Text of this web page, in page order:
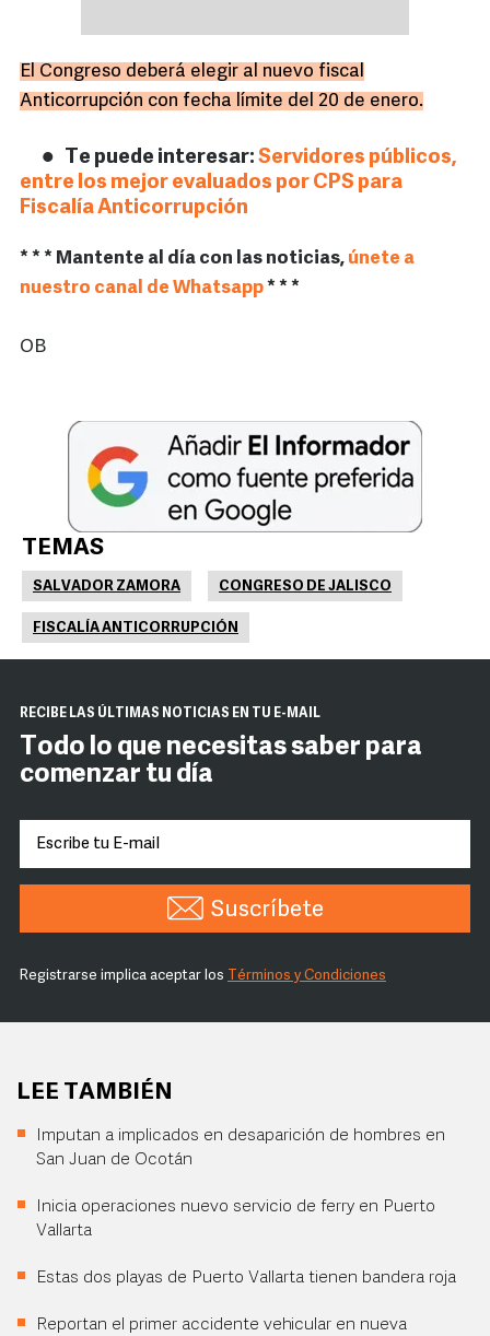
El Congreso deberá elegir al nuevo fiscal
Anticorrupción con fecha límite del 20 de enero.
Te puede interesar: Servidores públicos,
entre los mejor evaluados por CPS para
Fiscalía Anticorrupción
* * * Mantente al día con las noticias, únete a
nuestro canal de Whatsapp* * *
OB
TEMAS
SALVADOR ZAMORA CONGRESO DE JALISCO
FISCALÍA ANTICORRUPCIÓN
RECIBE LAS ÚLTIMAS NOTICIAS EN TU E-MAIL
Todo lo que necesitas saber para
comenzar tu día
Suscríbete
Registrarse implica aceptar los Términos y Condiciones
LEE TAMBIÉN
Imputan a implicados en desaparición de hombres en
San Juan de Ocotán
Inicia operaciones nuevo servicio de ferry en Puerto
Vallarta
Estas dos playas de Puerto Vallarta tienen bandera roja
Reportan el primer accidente vehicular en nueva